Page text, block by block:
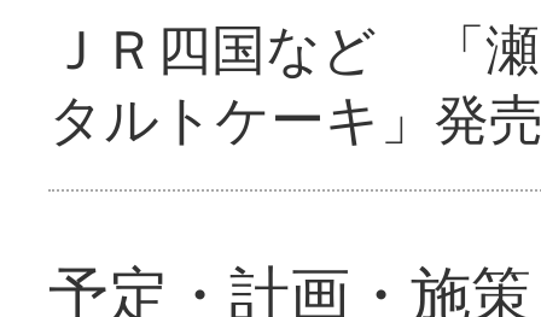
ＪＲ四国など 「
タルトケーキ」発
予定・計画・施策